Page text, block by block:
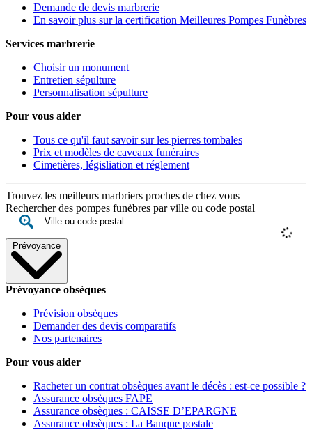
Demande de devis marbrerie
En savoir plus sur la certification Meilleures Pompes Funèbres
Services marbrerie
Choisir un monument
Entretien sépulture
Personnalisation sépulture
Pour vous aider
Tous ce qu'il faut savoir sur les pierres tombales
Prix et modèles de caveaux funéraires
Cimetières, législiation et réglement
Trouvez les meilleurs marbriers proches de chez vous
Rechercher des pompes funèbres par ville ou code postal
Prévoyance
Prévoyance obsèques
Prévision obsèques
Demander des devis comparatifs
Nos partenaires
Pour vous aider
Racheter un contrat obsèques avant le décès : est-ce possible ?
Assurance obsèques FAPE
Assurance obsèques : CAISSE D’EPARGNE
Assurance obsèques : La Banque postale